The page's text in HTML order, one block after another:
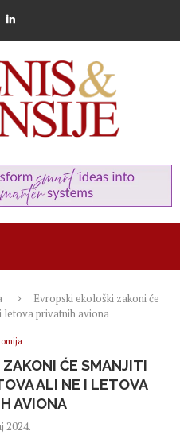
Evropski ekološki zakoni će
privatnih aviona
ĆE SMANJITI
ALI NE I LETOVA
AVIONA
2024.